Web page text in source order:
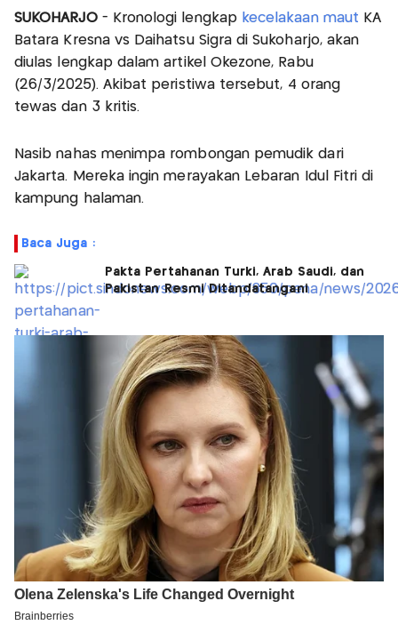
SUKOHARJO- Kronologi lengkap kecelakaan maut KA
Batara Kresna vs Daihatsu Sigra di Sukoharjo, akan
diulas lengkap dalam artikel Okezone, Rabu
(26/3/2025). Akibat peristiwa tersebut, 4 orang
tewas dan 3 kritis.
Nasib nahas menimpa rombongan pemudik dari
Jakarta. Mereka ingin merayakan Lebaran Idul Fitri di
kampung halaman.
Baca Juga :
Pakta Pertahanan Turki, Arab Saudi, dan
Pakistan Resmi Ditandatangani